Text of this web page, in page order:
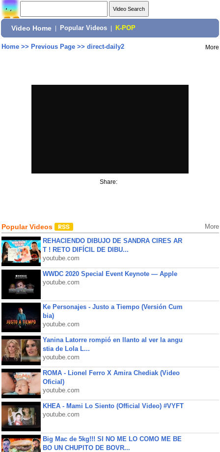
Video Home Popular Videos K-POP
Home>> Previous Page>> direct-daily2 More
Share:
Popular Videos More
REHACIENDO DIBUJO DE SANDRA CIRES AR
T ! RETO DIFÍCIL DE DIBU...
youtube.com
WWDC 2020 Special Event Keynote — Apple
youtube.com
Ke Personajes - Justo a Tiempo (Versión Cum
bia)
youtube.com
Yanina Latorre rompió en llanto al ver la angu
stia de Lola L...
youtube.com
ROMA - Lionel Ferro X Amira Chediak (Video
Oficial)
youtube.com
KHEA - Mami Lo Siento (Official Video) #VYFT
youtube.com
Big Mac de 5kg!!! SI NO ME LO COMO ME BE
BO UN CHUPITO DE BOVR...